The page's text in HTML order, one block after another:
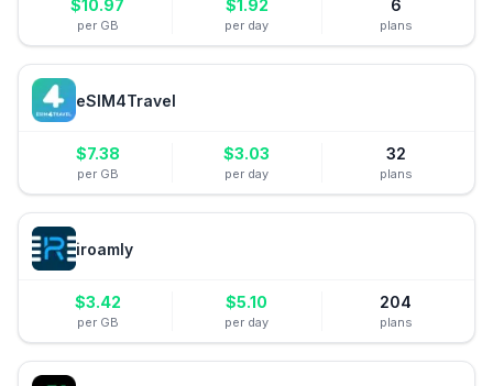
$10.97
per GB
$1.92
per day
6
plans
eSIM4Travel
$7.38
per GB
$3.03
per day
32
plans
iroamly
$3.42
per GB
$5.10
per day
204
plans